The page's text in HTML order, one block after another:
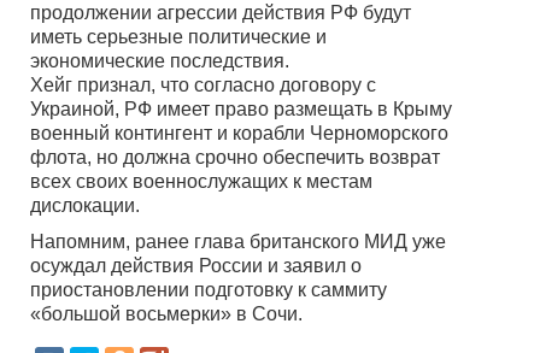
продолжении агрессии действия РФ будут
иметь серьезные политические и
экономические последствия.
Хейг признал, что согласно договору с
Украиной, РФ имеет право размещать в Крыму
военный контингент и корабли Черноморского
флота, но должна срочно обеспечить возврат
всех своих военнослужащих к местам
дислокации.
Напомним, ранее глава британского МИД уже
осуждал действия России и заявил о
приостановлении подготовку к саммиту
«большой восьмерки» в Сочи.